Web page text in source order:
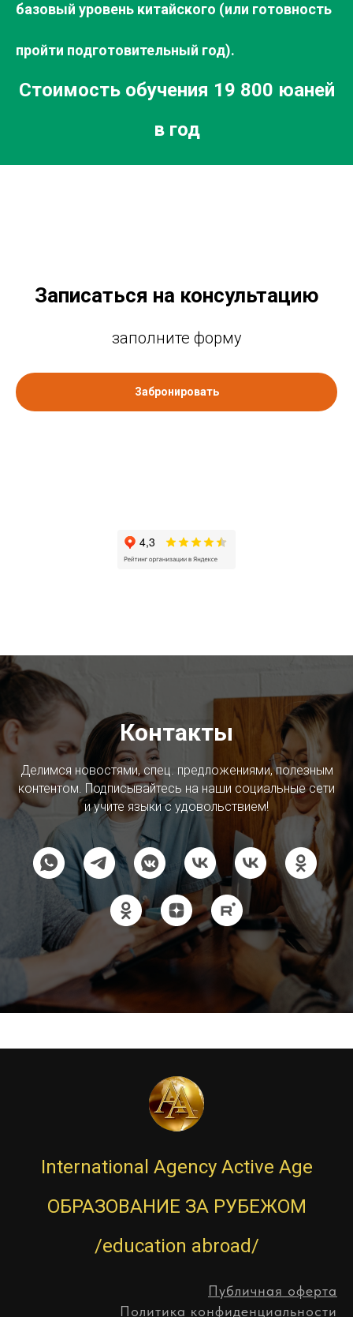
базовый уровень китайского (или готовность
пройти подготовительный год).
Стоимость обучения 19 800 юаней
в год
Записаться на консультацию
заполните форму
Забронировать
Контакты
Делимся новостями, спец. предложениями, полезным
контентом. Подписывайтесь на наши социальные сети
и учите языки с удовольствием!
International Agency Active Age
ОБРАЗОВАНИЕ ЗА РУБЕЖОМ
/education abroad/
Публичная оферта
Политика конфиденциальности